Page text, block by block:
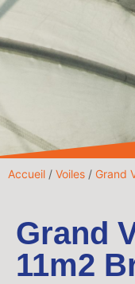
Accueil / Voiles / Grand
Grand
11m2